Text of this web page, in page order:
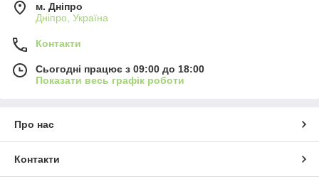
м. Дніпро
Дніпро, Україна
Контакти
Сьогодні працює з 09:00 до 18:00
Показати весь графік роботи
Про нас
Контакти